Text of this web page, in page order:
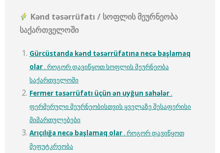
Kənd təsərrüfatı / სოფლის მეურნეობა
საქართველოში
Gürcüstanda kənd təsərrüfatına necə başlamaq
olar . როგორ დავიწყოთ სოფლის მეურნეობა
საქართველოში
Fermer təsərrüfatı üçün ən uyğun sahələr .
ფერმერული მეურნეობისთვის ყველაზე შესაფერისი
მიმართულებები
Arıçılığa necə başlamaq olar . როგორ დავიწყოთ
მეფუტკრეობა